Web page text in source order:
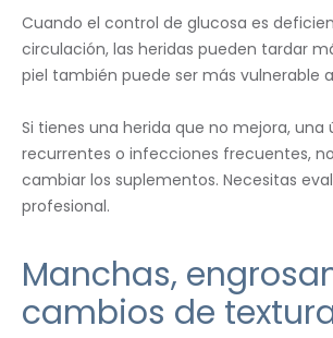
Cuando el control de glucosa es
circulación, las heridas pueden tardar
piel también puede ser más vulnerable
Si tienes una herida que no mejora, una
recurrentes o infecciones frecuentes,
cambiar los suplementos. Necesitas
profesional.
Manchas,
cambios de